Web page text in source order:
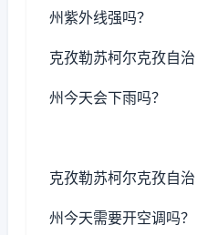
州紫外线强吗？
克孜勒苏柯尔克孜自治
州今天会下雨吗？
克孜勒苏柯尔克孜自治
州今天需要开空调吗？